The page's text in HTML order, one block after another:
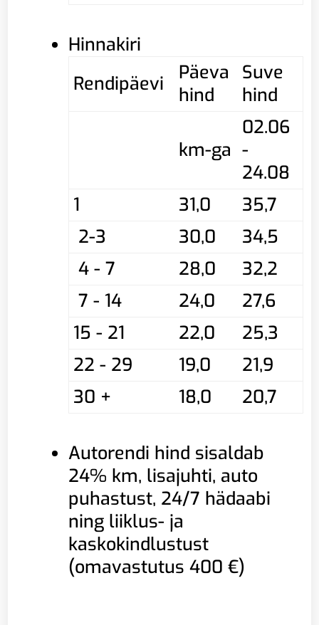
Hinnakiri
Rendipäevi
Päeva
hind
Suve
hind
km-ga
02.06
-
24.08
1
31,0
35,7
2-3
30,0
34,5
4 - 7
28,0
32,2
7 - 14
24,0
27,6
15 - 21
22,0
25,3
22 - 29
19,0
21,9
30 +
18,0 20,7
Autorendi hind sisaldab
24% km, lisajuhti, auto
puhastust, 24/7 hädaabi
ning liiklus- ja
kaskokindlustust
(omavastutus 400 €)